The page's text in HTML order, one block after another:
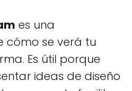
es una
cómo se verá tu
Es útil porque
ideas de diseño